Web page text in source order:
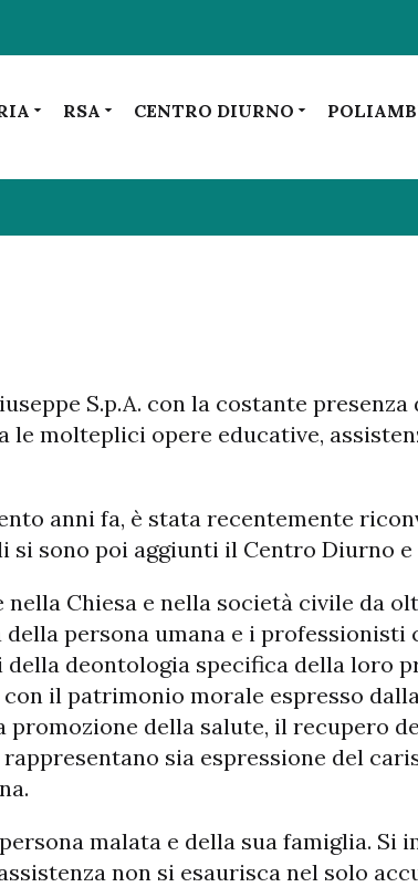
RSA CENTRO DIURNO
S.p.A. con la costante
molteplici opere educative,
anni fa, è stata recentemente
si sono poi aggiunti il Centro Diurno
Chiesa e nella società civile da
persona umana e i professionisti
deontologia specifica della loro
il patrimonio morale espresso
della salute, il recupero
sia espressione del
malata e della sua famiglia. Si
non si esaurisca nel solo